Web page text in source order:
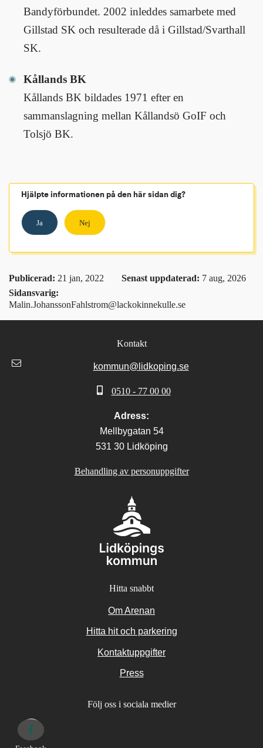
Bandyförbundet. 2002 inleddes samarbete med
Gillstad SK och resulterade då i Gillstad/Svarthall
SK.
Kållands BK
Kållands BK bildades 1971 efter en
sammanslagning mellan Kållandsö GoIF och
Tolsjö BK.
Hjälpte informationen på den här sidan dig?
Ja Nej
Publicerad: 21 jan, 2022 Senast uppdaterad: 7 aug, 2026
Sidansvarig:
Malin.JohanssonFahlstrom@lackokinnekulle.se
Kontakt
kommun@lidkoping.se
0510 - 77 00 00
Adress:
Mellbygatan 54
531 30 Lidköping
Behandling av personuppgifter
Hitta snabbt
Om Arenan
Hitta hit och parkering
Kontaktuppgifter
Press
Följ oss i sociala medier